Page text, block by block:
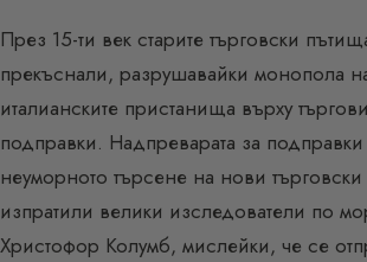
През 15-ти век старите търговски
прекъснали, разрушавайки монопола
италианските пристанища върху
подправки. Надпреварата за
неуморното търсене на нови
изпратили велики изследователи по
Христофор Колумб, мислейки, че се